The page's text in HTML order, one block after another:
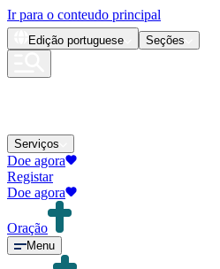
Ir para o conteudo principal
Edição portuguese Seções
Serviços
Doe agora
Registar
Doe agora
Oração
Menu